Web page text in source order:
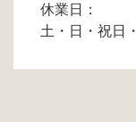
休業日：
土・日・祝日